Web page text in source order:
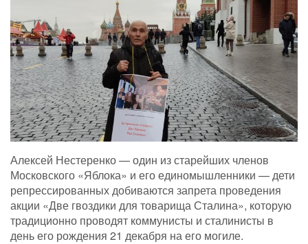
Алексей Нестеренко — один из старейших членов
Московского «Яблока» и его единомышленники — дети
репрессированных добиваются запрета проведения
акции «Две гвоздики для товарища Сталина», которую
традиционно проводят коммунисты и сталинисты в
день его рождения 21 декабря на его могиле.